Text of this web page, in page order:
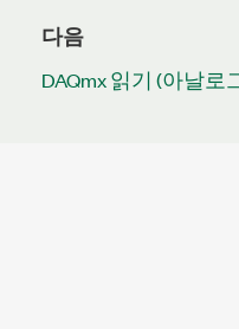
다음
DAQmx 읽기 (아날로